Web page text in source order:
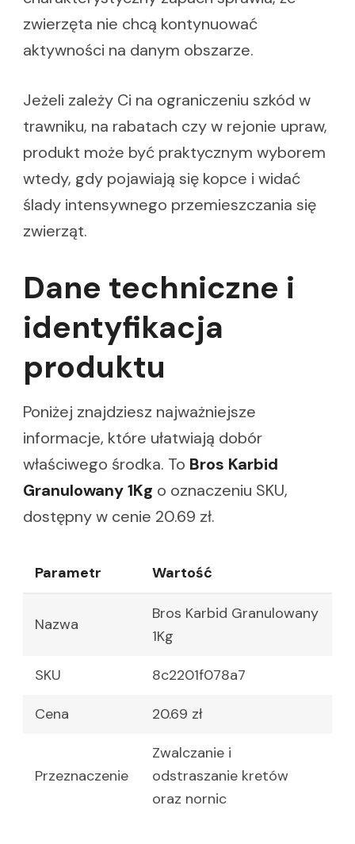
zwierzęta nie chcą kontynuować
aktywności na danym obszarze.
Jeżeli zależy Ci na ograniczeniu szkód w
trawniku, na rabatach czy w rejonie upraw,
produkt może być praktycznym wyborem
wtedy, gdy pojawiają się kopce i widać
ślady intensywnego przemieszczania się
zwierząt.
Dane techniczne i
identyfikacja
produktu
Poniżej znajdziesz najważniejsze
informacje, które ułatwiają dobór
właściwego środka. To Bros Karbid
Granulowany 1Kg o oznaczeniu SKU,
dostępny w cenie 20.69 zł.
Parametr Wartość
Nazwa
Bros Karbid Granulowany
1Kg
SKU 8c2201f078a7
Cena 20.69 zł
Przeznaczenie
Zwalczanie i
odstraszanie kretów
oraz nornic